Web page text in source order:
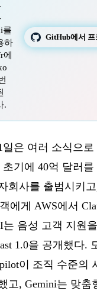
를
하
에
.
GitHub에서
일은 여러 소식으로
초기에 40억 달러
회사를 출범시키
에게 AWS에서
음성 고객 지원
1.0을 공개했다.
이 조직 수준의
고, Gemini는 맞춤